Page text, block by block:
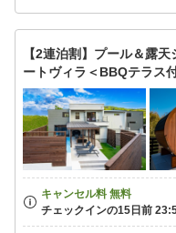
【2連泊割】プール＆露
ートヴィラ＜BBQテラス